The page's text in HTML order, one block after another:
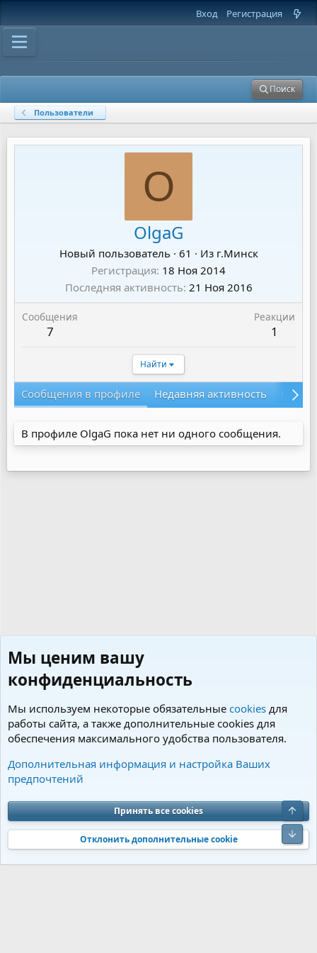
Вход Регистрация
Поиск
Пользователи
O
OlgaG
Новый пользователь · 61 · Из г.Минск
Регистрация 18 Ноя 2014
Последняя активность 21 Ноя 2016
Сообщения
7
Реакции
1
Найти
Сообщения в профиле Недавняя активность
В профиле OlgaG пока нет ни одного сообщения.
Пользователи
Cookies Charm by DCom
Обратная связь
Условия и правила
Политика конфиденциальности
Помощь
S
S
Community platform by XenForo® © 2010-2026 XenForo Ltd. Перевод от
Jumuro®|Media embeds via s9e/MediaSites
Мы ценим вашу
конфиденциальность
Мы используем некоторые обязательные cookies для
работы сайта, а также дополнительные cookies для
обеспечения максимального удобства пользователя.
Дополнительная информация и настройка Ваших
предпочтений
Принять все cookies
Отклонить дополнительные cookie
Верх
Низ